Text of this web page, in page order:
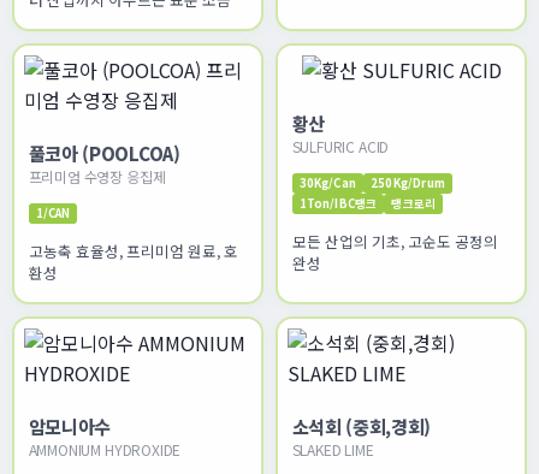
풀코아 (POOLCOA)
프리미엄 수영장 응집제
1/CAN
고농축 효율성, 프리미엄 원료, 호
환성
황산
SULFURIC ACID
30Kg/Can
250Kg/Drum
1Ton/IBC탱크
탱크로리
모든 산업의 기초, 고순도 공정의
완성
암모니아수
AMMONIUM HYDROXIDE
소석회 (중회,경회)
SLAKED LIME